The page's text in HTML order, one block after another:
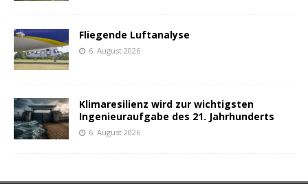
Fliegende Luftanalyse
6. August 2026
Klimaresilienz wird zur wichtigsten
Ingenieuraufgabe des 21. Jahrhunderts
6. August 2026